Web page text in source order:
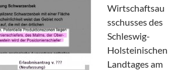
Wirtschaftsau
sschusses des
Schleswig-
Holsteinischen
Landtages am